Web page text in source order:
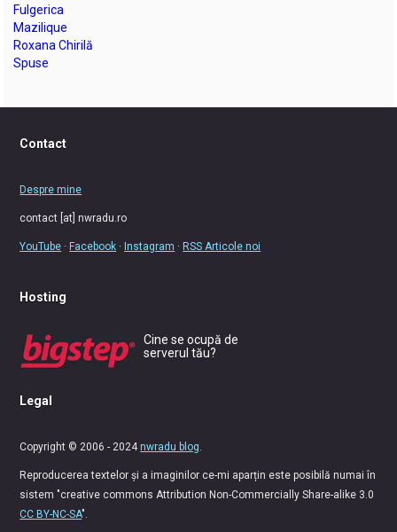
Fulgerica
Mazilique
Roxana Chirilă
Spuse
Contact
Despre mine
contact [at] nwradu.ro
YouTube ·Facebook ·Instagram ·RSS Articole noi
Hosting
Cine se ocupă de
serverul tău?
Legal
Copyright © 2006 - 2024nwradu blog
Reproducerea textelor și a imaginilor ce-mi aparțin este posibilă numai în
sistem "creative commons Attribution Non-Commercially Share-alike 3.0
CC BY-NC-SA".